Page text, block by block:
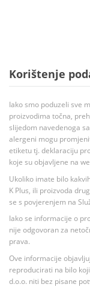
Korištenje
Iako smo poduzeli sve
proizvodima točna,
slijedom navedenoga
alergeni mogu
etiketu tj. deklaraciju
koje su objavljene na
Ukoliko imate bilo
K Plus, ili proizvoda
se s povjerenjem na
Iako se informacije o
nije odgovoran za
prava.
Ove informacije
reproducirati na bilo
d.o.o. niti bez pisane